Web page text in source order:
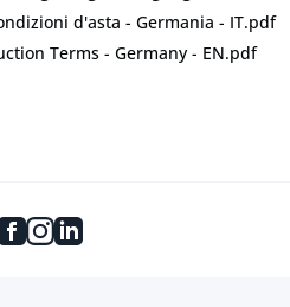
d'asta - Germania - IT.pdf
Terms - Germany - EN.pdf
facebook
instagram
linkedin